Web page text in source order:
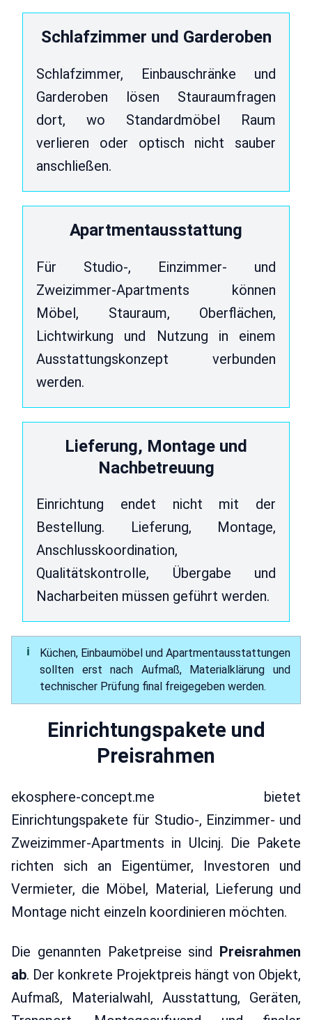
Schlafzimmer und Garderoben
Schlafzimmer, Einbauschränke und
Garderoben lösen Stauraumfragen
dort, wo Standardmöbel Raum
verlieren oder optisch nicht sauber
anschließen.
Apartmentausstattung
Für Studio-, Einzimmer- und
Zweizimmer-Apartments können
Möbel, Stauraum, Oberflächen,
Lichtwirkung und Nutzung in einem
Ausstattungskonzept verbunden
werden.
Lieferung, Montage und
Nachbetreuung
Einrichtung endet nicht mit der
Bestellung. Lieferung, Montage,
Anschlusskoordination,
Qualitätskontrolle, Übergabe und
Nacharbeiten müssen geführt werden.
Küchen, Einbaumöbel und Apartmentausstattungen
sollten erst nach Aufmaß, Materialklärung und
technischer Prüfung final freigegeben werden.
Einrichtungspakete und
Preisrahmen
ekosphere-concept.me bietet
Einrichtungspakete für Studio-, Einzimmer- und
Zweizimmer-Apartments in Ulcinj. Die Pakete
richten sich an Eigentümer, Investoren und
Vermieter, die Möbel, Material, Lieferung und
Montage nicht einzeln koordinieren möchten.
Die genannten Paketpreise sind Preisrahmen
ab. Der konkrete Projektpreis hängt von Objekt,
Aufmaß, Materialwahl, Ausstattung, Geräten,